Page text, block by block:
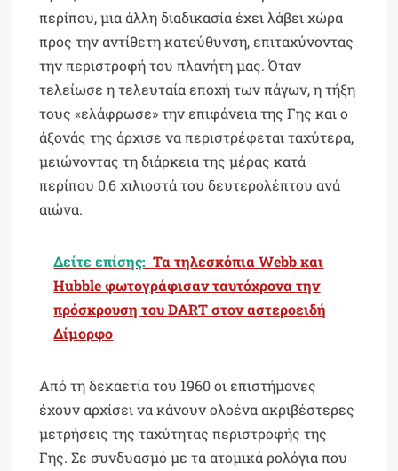
περίπου, μια άλλη διαδικασία έχει λάβει χώρα
προς την αντίθετη κατεύθυνση, επιταχύνοντας
την περιστροφή του πλανήτη μας. Όταν
τελείωσε η τελευταία εποχή των πάγων, η τήξη
τους «ελάφρωσε» την επιφάνεια της Γης και ο
άξονάς της άρχισε να περιστρέφεται ταχύτερα,
μειώνοντας τη διάρκεια της μέρας κατά
περίπου 0,6 χιλιοστά του δευτερολέπτου ανά
αιώνα.
Δείτε επίσης: Τα τηλεσκόπια Webb και
Hubble φωτογράφισαν ταυτόχρονα την
πρόσκρουση του DART στον αστεροειδή
Δίμορφο
Από τη δεκαετία του 1960 οι επιστήμονες
έχουν αρχίσει να κάνουν ολοένα ακριβέστερες
μετρήσεις της ταχύτητας περιστροφής της
Γης. Σε συνδυασμό με τα ατομικά ρολόγια που